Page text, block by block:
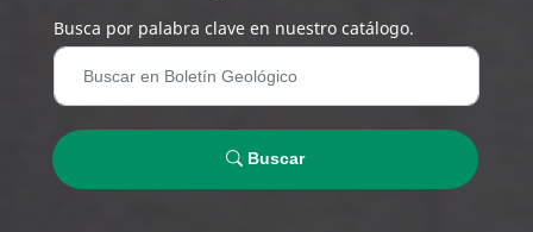
Busca por palabra clave en nuestro catálogo.
Buscar